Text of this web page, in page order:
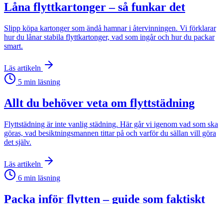
Låna flyttkartonger – så funkar det
Slipp köpa kartonger som ändå hamnar i återvinningen. Vi förklarar
hur du lånar stabila flyttkartonger, vad som ingår och hur du packar
smart.
Läs artikeln
5 min läsning
Allt du behöver veta om flyttstädning
Flyttstädning är inte vanlig städning. Här går vi igenom vad som ska
göras, vad besiktningsmannen tittar på och varför du sällan vill göra
det själv.
Läs artikeln
6 min läsning
Packa inför flytten – guide som faktiskt